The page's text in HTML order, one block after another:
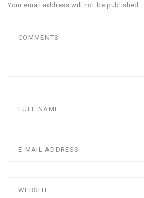
Your email address will not be published.